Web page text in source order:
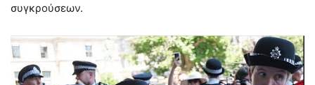
συγκρούσεων.